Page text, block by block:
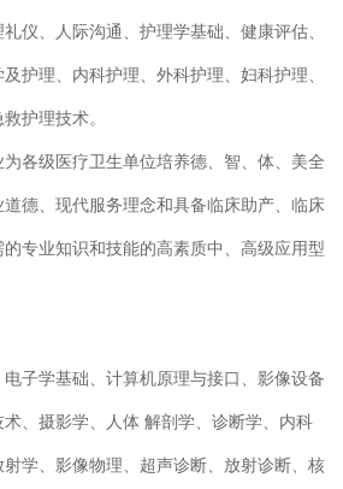
仪、人际沟通、护理学基础、健康评估、
护理、内科护理、外科护理、妇科护理、
护理技术。
各级医疗卫生单位培养德、智、体、美全
德、现代服务理念和具备临床助产、临床
专业知识和技能的高素质中、高级应用型
子学基础、计算机原理与接口、影像设备
、摄影学、人体 解剖学、诊断学、内科
学、影像物理、超声诊断、放射诊断、核